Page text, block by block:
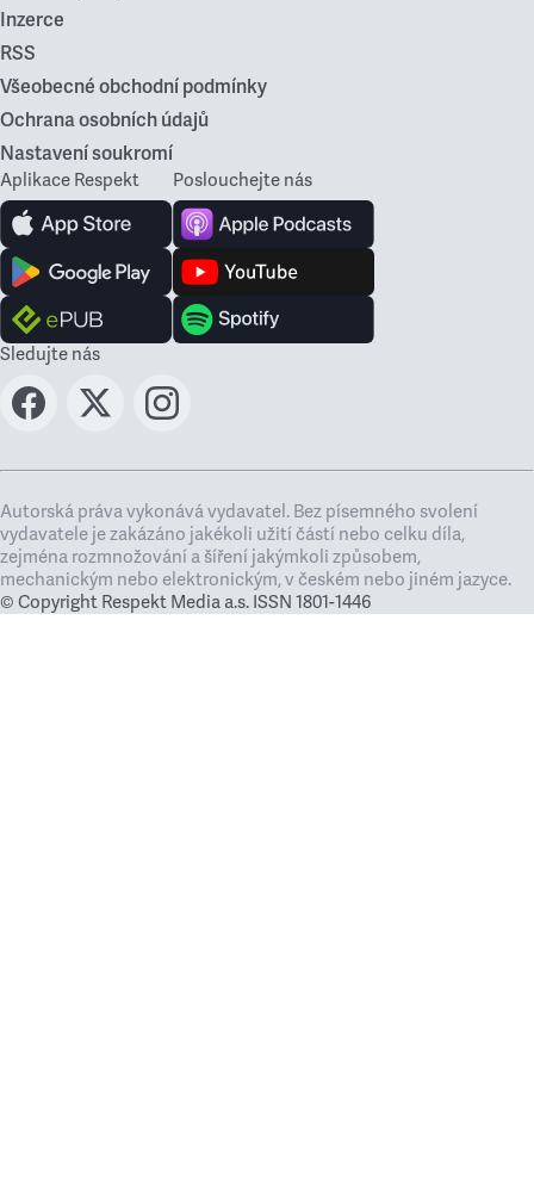
Inzerce
RSS
Všeobecné obchodní podmínky
Ochrana osobních údajů
Nastavení soukromí
Aplikace Respekt Poslouchejte nás
Sledujte nás
Autorská práva vykonává vydavatel. Bez písemného svolení
vydavatele je zakázáno jakékoli užití částí nebo celku díla,
zejména rozmnožování a šíření jakýmkoli způsobem,
mechanickým nebo elektronickým, v českém nebo jiném jazyce.
© Copyright Respekt Media a.s. ISSN 1801-1446